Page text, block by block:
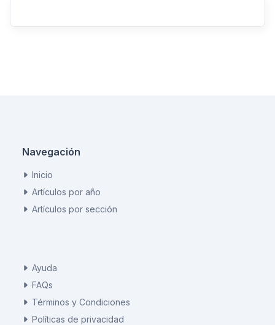
Navegación
Inicio
Artículos por año
Artículos por sección
Ayuda
FAQs
Términos y Condiciones
Políticas de privacidad